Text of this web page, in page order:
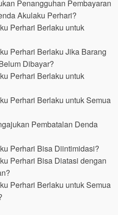
Penangguhan Pembayaran
Akulaku Perhari?
Perhari Berlaku untuk
Perhari Berlaku Jika Barang
Dibayar?
Perhari Berlaku untuk
Perhari Berlaku untuk Semua
Pembatalan Denda
Perhari Bisa Diintimidasi?
Perhari Bisa Diatasi dengan
Perhari Berlaku untuk Semua